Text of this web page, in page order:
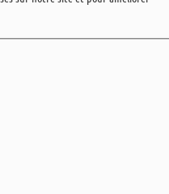
Viens
LES